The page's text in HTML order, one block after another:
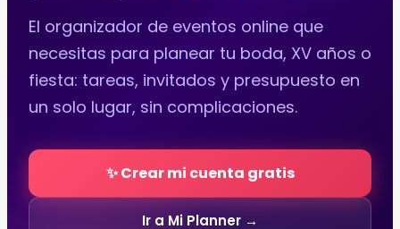
El organizador de eventos online que
necesitas para planear tu boda, XV años o
fiesta: tareas, invitados y presupuesto en
un solo lugar, sin complicaciones.
✨ Crear mi cuenta gratis
Ir a Mi Planner →